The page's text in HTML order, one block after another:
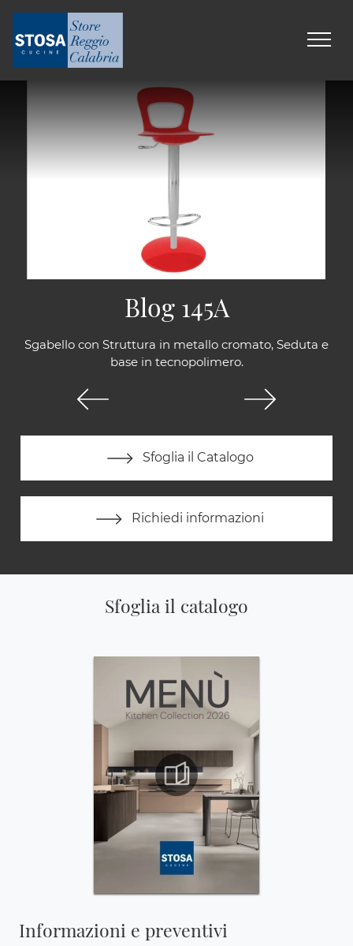
Sgabello con Struttura in metallo cromato, Seduta e
base in tecnopolimero.
Sfoglia il Catalogo
Richiedi informazioni
Blog 145A
Sfoglia il catalogo
Informazioni e preventivi